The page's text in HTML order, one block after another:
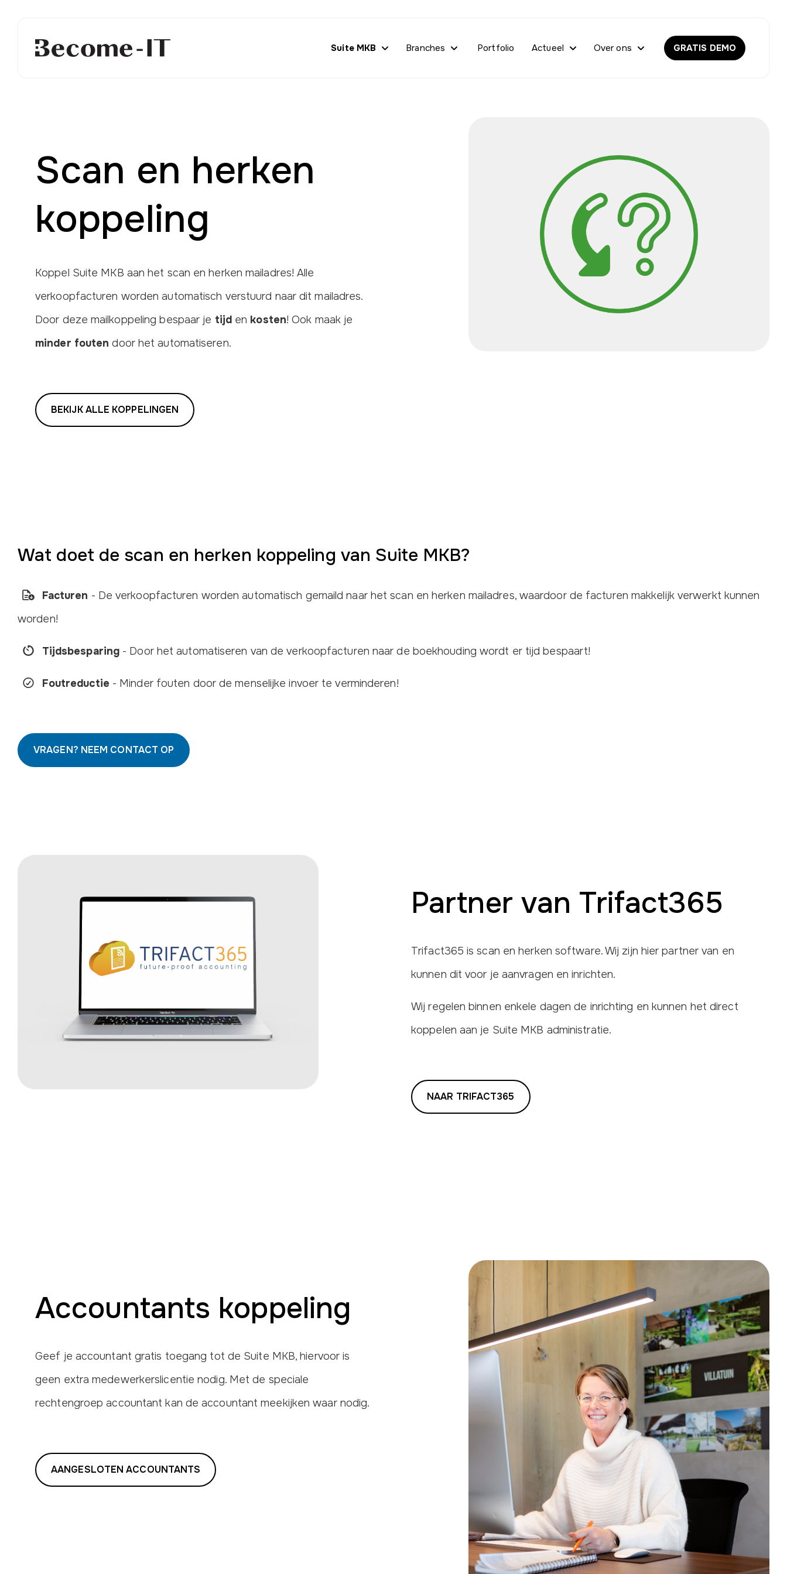
Suite MKB Branches Portfolio Actueel Over ons GRATIS DEMO
Scan en herken
koppeling
Koppel Suite MKB aan het scan en herken mailadres! Alle
verkoopfacturen worden automatisch verstuurd naar dit mailadres.
Door deze mailkoppeling bespaar je tijd en kosten! Ook maak je
minder foutendoor het automatiseren.
BEKIJK ALLE KOPPELINGEN
Wat doet de scan en herken koppeling van Suite MKB?
Facturen - De verkoopfacturen worden automatisch gemaild naar het scan en herken mailadres, waardoor de facturen makkelijk verwerkt kunnen
worden!
Tijdsbesparing - Door het automatiseren van de verkoopfacturen naar de boekhouding wordt er tijd bespaart!
Foutreductie - Minder fouten door de menselijke invoer te verminderen!
VRAGEN? NEEM CONTACT OP
Partner van Trifact365
Trifact365 is scan en herken software. Wij zijn hier partner van en
kunnen dit voor je aanvragen en inrichten.
Wij regelen binnen enkele dagen de inrichting en kunnen het direct
koppelen aan je Suite MKB administratie.
NAAR TRIFACT365
Accountants koppeling
Geef je accountant gratis toegang tot de Suite MKB, hiervoor is
geen extra medewerkerslicentie nodig. Met de speciale
rechtengroep accountant kan de accountant meekijken waar nodig.
AANGESLOTEN ACCOUNTANTS